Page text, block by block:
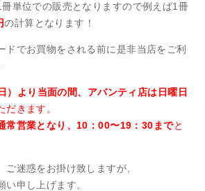
単位での販売となりますので例えば1冊
の計算となります！
ドでお買物をされる前に是非当店をご利
より当面の間、アバンティ店は日曜日
だきます。
常営業となり、10：00〜19：30までと
ご迷惑をお掛け致しますが、
申し上げます。